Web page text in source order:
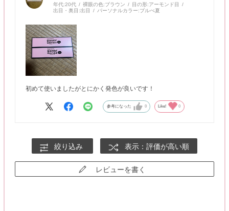
年代:20代 裸眼の色:ブラウン 目の形:アーモンド目
出目・奥目:出目 パーソナルカラー:ブルべ夏
初めて使いましたがとにかく発色が良いです！
参考になった 0 Like! 0
絞り込み 表示：評価が高い順
レビューを書く